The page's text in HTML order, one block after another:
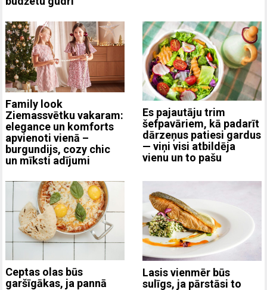
Family look
Ziemassvētku vakaram:
elegance un komforts
apvienoti vienā –
burgundijs, cozy chic
un mīksti adījumi
Es pajautāju trim
šefpavāriem, kā padarīt
dārzeņus patiesi gardus
— viņi visi atbildēja
vienu un to pašu
Ceptas olas būs
garšīgākas, ja pannā
Lasis vienmēr būs
sulīgs, ja pārstāsi to